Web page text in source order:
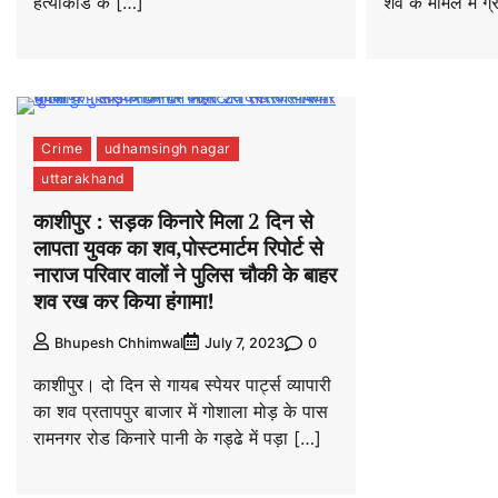
Crime
udhamsingh nagar
uttarakhand
काशीपुर : सड़क किनारे मिला 2 दिन से
लापता युवक का शव,पोस्टमार्टम रिपोर्ट से
नाराज परिवार वालों ने पुलिस चौकी के बाहर
शव रख कर किया हंगामा!
Bhupesh Chhimwal July 7, 2023 0
काशीपुर। दो दिन से गायब स्पेयर पार्ट्स व्यापारी
का शव प्रतापपुर बाजार में गोशाला मोड़ के पास
रामनगर रोड किनारे पानी के गड्ढे में पड़ा […]